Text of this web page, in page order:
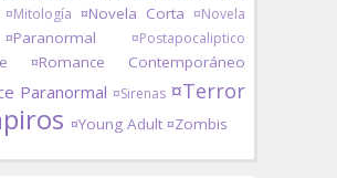
¤Mitología ¤Novela Corta ¤Novela
¤Paranormal ¤Postapocaliptico
¤Romance Contemporáneo
Paranormal ¤Sirenas ¤Terror
¤Young Adult ¤Zombis